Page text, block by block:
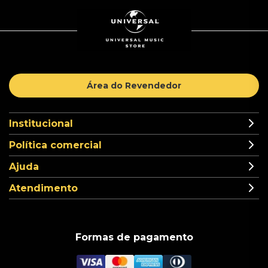
Área do Revendedor
Institucional
Política comercial
Ajuda
Atendimento
Formas de pagamento